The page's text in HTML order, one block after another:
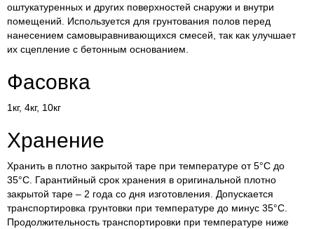
оштукатуренных и других поверхностей снаружи и внутри
помещений. Используется для грунтования полов перед
нанесением самовыравнивающихся смесей, так как улучшает
их сцепление с бетонным основанием.
Фасовка
1кг, 4кг, 10кг
Хранение
Хранить в плотно закрытой таре при температуре от 5°С до
35°С. Гарантийный срок хранения в оригинальной плотно
закрытой таре – 2 года со дня изготовления. Допускается
транспортировка грунтовки при температуре до минус 35°С.
Продолжительность транспортировки при температуре ниже